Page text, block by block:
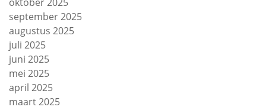
september 2025
augustus 2025
juli 2025
juni 2025
mei 2025
april 2025
maart 2025